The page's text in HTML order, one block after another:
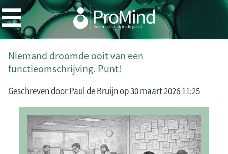
Niemand droomde ooit van een
functieomschrijving. Punt!
Geschreven doorPaul de Bruijnop30 maart 2026 11:25